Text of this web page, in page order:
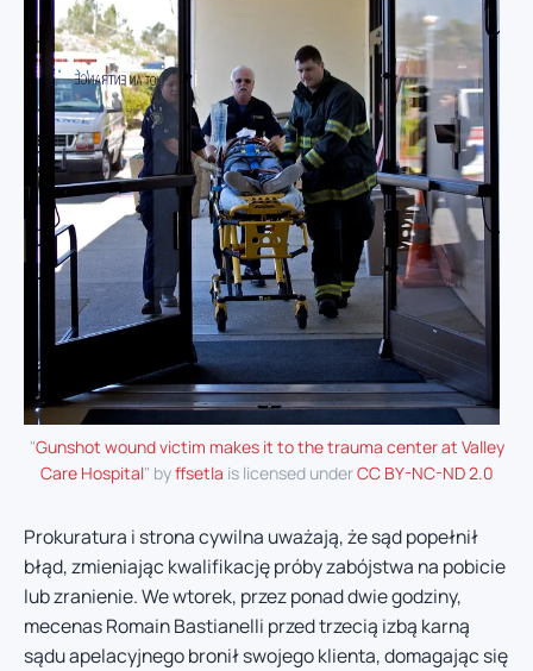
"Gunshot wound victim makes it to the trauma center at Valley
Care Hospital" byffsetla is licensed underCC BY-NC-ND 2.0
Prokuratura i strona cywilna uważają, że sąd popełnił
błąd, zmieniając kwalifikację próby zabójstwa na pobicie
lub zranienie. We wtorek, przez ponad dwie godziny,
mecenas Romain Bastianelli przed trzecią izbą karną
sądu apelacyjnego bronił swojego klienta, domagając się